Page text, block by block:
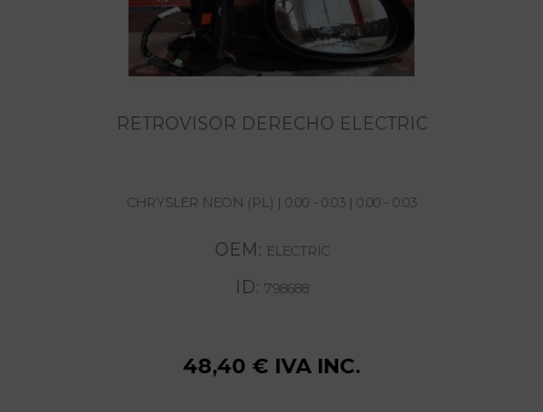
RETROVISOR DERECHO ELECTRIC
CHRYSLER NEON (PL) | 0.00 - 0.03 | 0.00 - 0.03
OEM: ELECTRIC
ID: 798688
48,40 € IVA INC.